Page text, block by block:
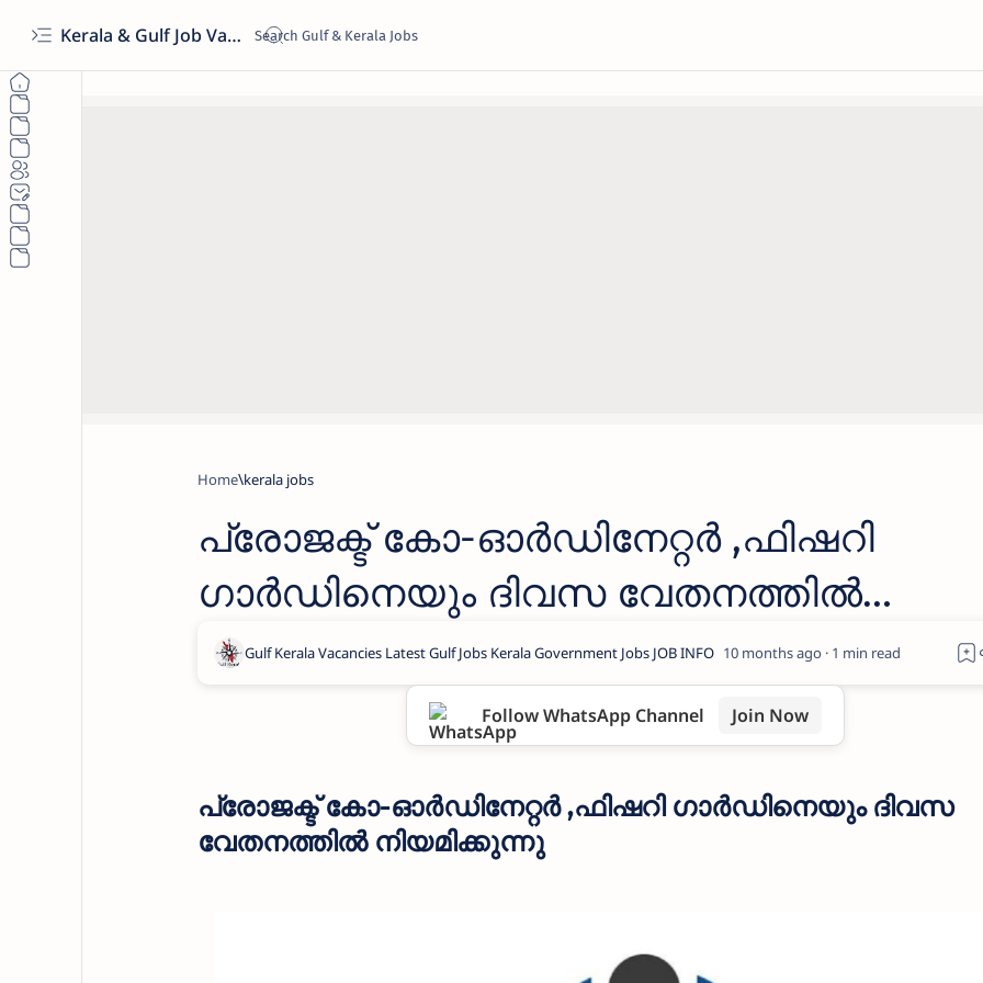
Kerala & Gulf Job Vacancies 2026 | Latest Govt & Private Jobs
Home kerala jobs
പ്രോജക്ട് കോ-ഓര്‍ഡിനേറ്റർ ,ഫിഷറി
ഗാര്‍ഡിനെയും ദിവസ വേതനത്തിൽ
നിയമിക്കുന്നു
10 months ago 1
Follow WhatsApp Channel Join Now
പ്രോജക്ട് കോ-ഓര്‍ഡിനേറ്റർ ,ഫിഷറി ഗാര്‍ഡിനെയും ദിവസ
വേതനത്തിൽ നിയമിക്കുന്നു